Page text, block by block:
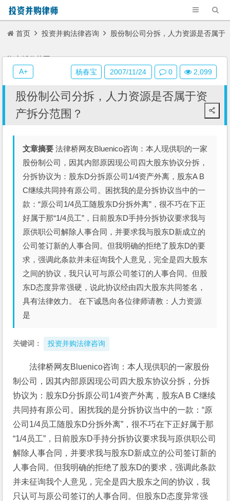
首页 投资并购法律咨询 股份制公司分拆，人力资源是否属于
资产拆分范围？
股份制公司分拆，人力资源是否属于资
产拆分范围？
文章摘要 法律桥网友Bluenico咨询：本人现供职的一家
股份制公司，因其内部原因现公司四大股东协议分拆，
分拆协议为：股东D分拆原公司1/4资产外离，股东A B
C继续共同持有原公司。困扰我的是分拆协议当中的一
款：“原公司1/4员工随股东D分拆外离”，很不巧在下正
好属于那“1/4员工”，日前股东D手持分拆协议要求我与
原供职公司解除人事合同，并要求我与股东D新成立的
公司签订新的人事合同。但我明确的拒绝了股东D的要
求，强调此条款并未征询我个人意见，完全是四大股东
之间的协议，我只认可与原公司签订的人事合同。但股
东D态度异常强硬，说此协议经由四大股东共同签名，
具有法律效力。 在下诚恳向各位律师请教：人力资源
是
关键词： 投资并购法律咨询
法律桥网友Bluenico咨询：本人现供职的一家股份
制公司，因其内部原因现公司四大股东协议分拆，分拆
协议为：股东D分拆原公司1/4资产外离，股东A B C继续
共同持有原公司。困扰我的是分拆协议当中的一款：“原
公司1/4员工随股东D分拆外离”，很不巧在下正好属于那
“1/4员工”，日前股东D手持分拆协议要求我与原供职公司
解除人事合同，并要求我与股东D新成立的公司签订新的
人事合同。但我明确的拒绝了股东D的要求，强调此条款
并未征询我个人意见，完全是四大股东之间的协议，我
只认可与原公司签订的人事合同。但股东D态度异常强
杨春宝 2007/11/24 0 2,099
A+